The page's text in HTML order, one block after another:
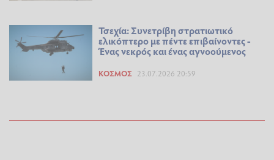
Τσεχία: Συνετρίβη στρατιωτικό
ελικόπτερο με πέντε επιβαίνοντες -
Ένας νεκρός και ένας αγνοούμενος
ΚΌΣΜΟΣ 23.07.2026 20:59